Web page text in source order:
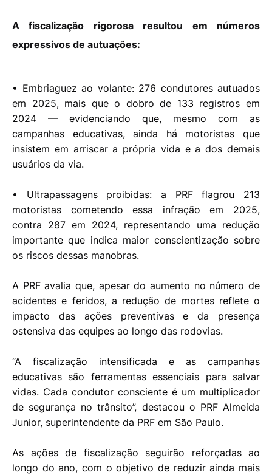
A fiscalização rigorosa resultou em números
expressivos de autuações:
• Embriaguez ao volante: 276 condutores autuados
em 2025, mais que o dobro de 133 registros em
2024 — evidenciando que, mesmo com as
campanhas educativas, ainda há motoristas que
insistem em arriscar a própria vida e a dos demais
usuários da via.
• Ultrapassagens proibidas: a PRF flagrou 213
motoristas cometendo essa infração em 2025,
contra 287 em 2024, representando uma redução
importante que indica maior conscientização sobre
os riscos dessas manobras.
A PRF avalia que, apesar do aumento no número de
acidentes e feridos, a redução de mortes reflete o
impacto das ações preventivas e da presença
ostensiva das equipes ao longo das rodovias.
“A fiscalização intensificada e as campanhas
educativas são ferramentas essenciais para salvar
vidas. Cada condutor consciente é um multiplicador
de segurança no trânsito”, destacou o PRF Almeida
Junior, superintendente da PRF em São Paulo.
As ações de fiscalização seguirão reforçadas ao
longo do ano, com o objetivo de reduzir ainda mais